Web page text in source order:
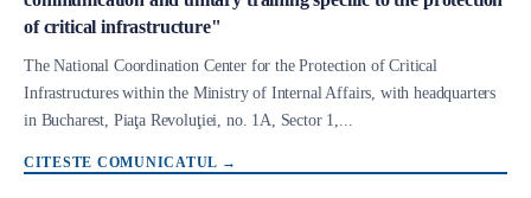
of critical infrastructure"
Conținut
The National Coordination Center for the Protection of Critical
Infrastructures within the Ministry of Internal Affairs, with headquarters
in Bucharest, Piaţa Revoluţiei, no. 1A, Sector 1,...
CITESTE COMUNICATUL →